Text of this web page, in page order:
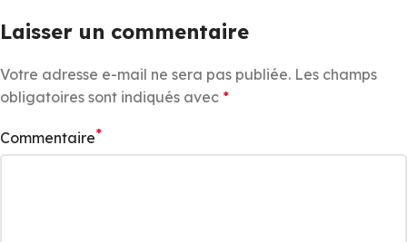
Laisser un commentaire
Votre adresse e-mail ne sera pas publiée. Les champs
obligatoires sont indiqués avec *
Commentaire*